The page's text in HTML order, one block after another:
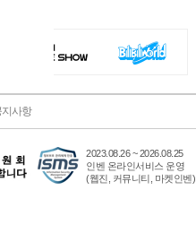
지사항
2023.08.26 ~ 2026.08.25
인벤 온라인서비스 운영
(웹진, 커뮤니티, 마켓인벤)